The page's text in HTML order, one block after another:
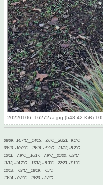
20220106_162727a.jpg (548.42 KiB)
08/09, -14.7°C__14/15, - 3.6°C__20/21, -9.1°C
09/10, -10.0°C__15/16, - 5.9°C__21/22, -5.2°C
10/11, - 7.9°C__16/17, - 7.9°C__21/22, -6.9°C
11/12, -14.7°C__17/18, - 8.3°C__22/23, -7.1°C
12/13, - 7.9°C__18/19, - 7.5°C
13/14, - 0.8°C__19/20, - 2.8°C